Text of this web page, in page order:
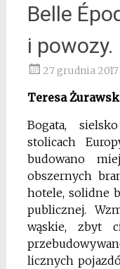
Belle
i powozy.
27 grudnia 2017
Teresa
Bogata,
stolicach
budowano
obszernych
hotele, solidne
publicznej.
wąskie, zbyt
licznych